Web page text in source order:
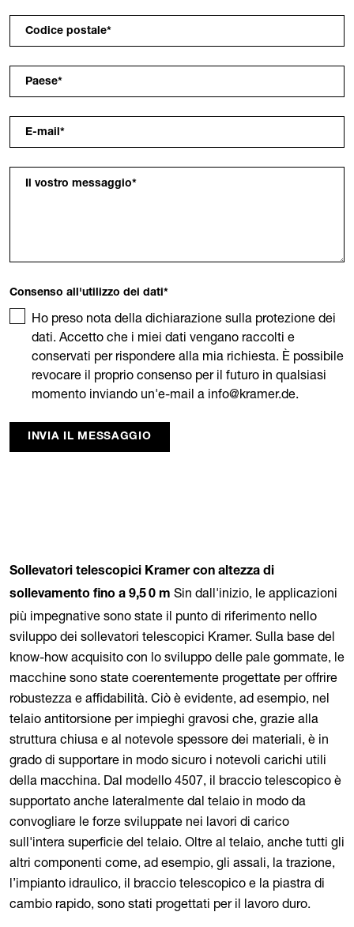
Codice postale*
Paese*
E-mail*
Il vostro messaggio*
Consenso all'utilizzo dei dati*
Ho preso nota della dichiarazione sulla protezione dei
dati. Accetto che i miei dati vengano raccolti e
conservati per rispondere alla mia richiesta. È possibile
revocare il proprio consenso per il futuro in qualsiasi
momento inviando un'e-mail a info@kramer.de.
INVIA IL MESSAGGIO
Sollevatori telescopici Kramer con altezza di
sollevamento fino a 9,5 0 m Sin dall'inizio, le applicazioni
più impegnative sono state il punto di riferimento nello
sviluppo dei sollevatori telescopici Kramer. Sulla base del
know-how acquisito con lo sviluppo delle pale gommate, le
macchine sono state coerentemente progettate per offrire
robustezza e affidabilità. Ciò è evidente, ad esempio, nel
telaio antitorsione per impieghi gravosi che, grazie alla
struttura chiusa e al notevole spessore dei materiali, è in
grado di supportare in modo sicuro i notevoli carichi utili
della macchina. Dal modello 4507, il braccio telescopico è
supportato anche lateralmente dal telaio in modo da
convogliare le forze sviluppate nei lavori di carico
sull'intera superficie del telaio. Oltre al telaio, anche tutti gli
altri componenti come, ad esempio, gli assali, la trazione,
l’impianto idraulico, il braccio telescopico e la piastra di
cambio rapido, sono stati progettati per il lavoro duro.